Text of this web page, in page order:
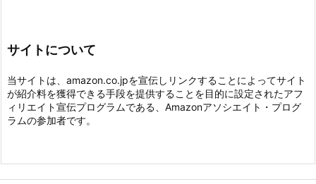
サイトについて
当サイトは、amazon.co.jpを宣伝しリンクすることによってサイト
が紹介料を獲得できる手段を提供することを目的に設定されたアフ
ィリエイト宣伝プログラムである、Amazonアソシエイト・プログ
ラムの参加者です。